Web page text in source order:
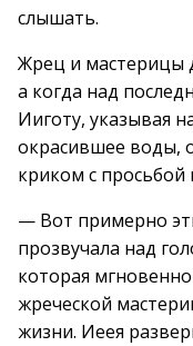
слышать.
Жрец и мастерицы
а когда над
Ииготу, указывая
окрасившее воды,
криком с
— Вот примерно
прозвучала над
которая
жреческой
жизни. Иеея